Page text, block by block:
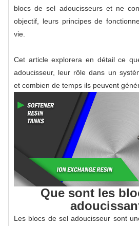
blocs de sel adoucisseurs et ne
objectif, leurs principes de
vie.
Cet article explorera en détail ce
adoucisseur, leur rôle dans un
et combien de temps ils peuvent
Que sont les
Les blocs de sel adoucisseur sont